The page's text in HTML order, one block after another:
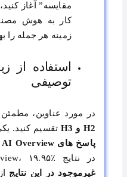
مقایسه” آغاز
کار به هوش
زمینه هر جمله را
استفاده از
توصیفی
در مورد عناوین،
H2 و H3
تقسیم کنید.
پاسخ‌ های AI Overview
در نتایج AI Overview، ۱۹.۹۵٪ بهتر از
غیرموجود در این نتایج